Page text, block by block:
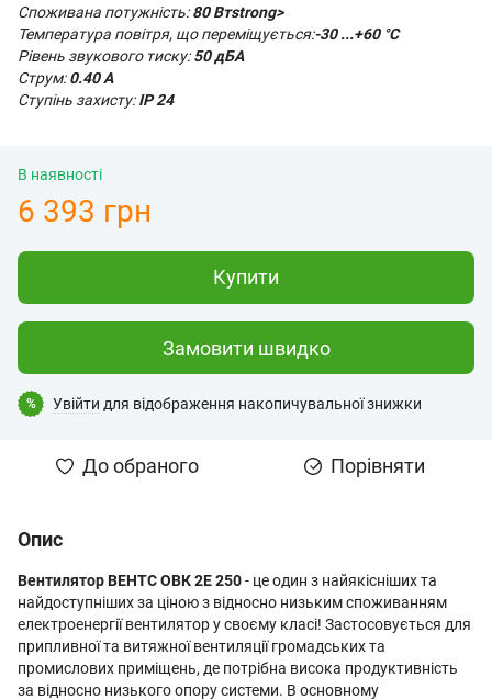
Споживана потужність:80 Втstrong>
Температура повітря, що переміщується:-30 ...+60 °С
Рівень звукового тиску: 50 дБА
Струм:0.40 А
Ступінь захисту:IP 24
В наявності
6 393 грн
Купити
Замовити швидко
% Увійти для відображення накопичувальної знижки
До обраного Порівняти
Опис
Вентилятор ВЕНТС ОВК 2Е 250- це один з найякісніших та
найдоступніших за ціною з відносно низьким споживанням
електроенергії вентилятор у своєму класі! Застосовується для
припливної та витяжної вентиляції громадських та
промислових приміщень, де потрібна висока продуктивність
за відносно низького опору системи. В основному